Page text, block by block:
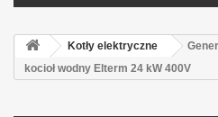
Kotły elektryczne
kocioł wodny Elterm 24 kW 400V